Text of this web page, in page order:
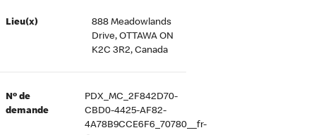
Lieu(x)
888 Meadowlands
Drive, OTTAWA ON
K2C 3R2, Canada
Nº de
demande
PDX_MC_2F842D70-
CBD0-4425-AF82-
4A78B9CCE6F6_70780__fr-